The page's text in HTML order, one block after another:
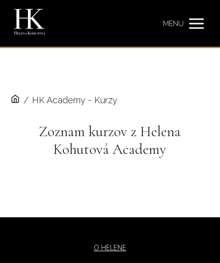
MENU
/ HK Academy - Kurzy
Zoznam kurzov z Helena
Kohutová Academy
O HELENE